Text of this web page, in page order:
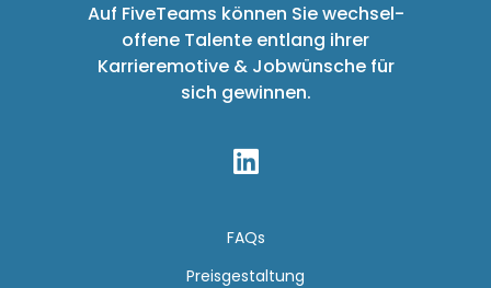
Auf FiveTeams können Sie wechsel-
offene Talente entlang ihrer
Karrieremotive & Jobwünsche für
sich gewinnen.

FAQs
Preisgestaltung